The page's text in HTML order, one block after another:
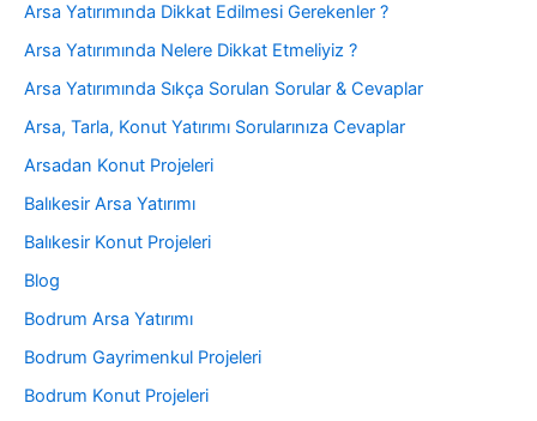
Arsa Yatırımında Dikkat Edilmesi Gerekenler ?
Arsa Yatırımında Nelere Dikkat Etmeliyiz ?
Arsa Yatırımında Sıkça Sorulan Sorular & Cevaplar
Arsa, Tarla, Konut Yatırımı Sorularınıza Cevaplar
Arsadan Konut Projeleri
Balıkesir Arsa Yatırımı
Balıkesir Konut Projeleri
Blog
Bodrum Arsa Yatırımı
Bodrum Gayrimenkul Projeleri
Bodrum Konut Projeleri